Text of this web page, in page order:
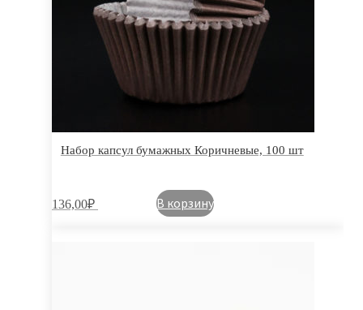
Набор капсул бумажных Коричневые, 100 шт
136,00₽ В корзину